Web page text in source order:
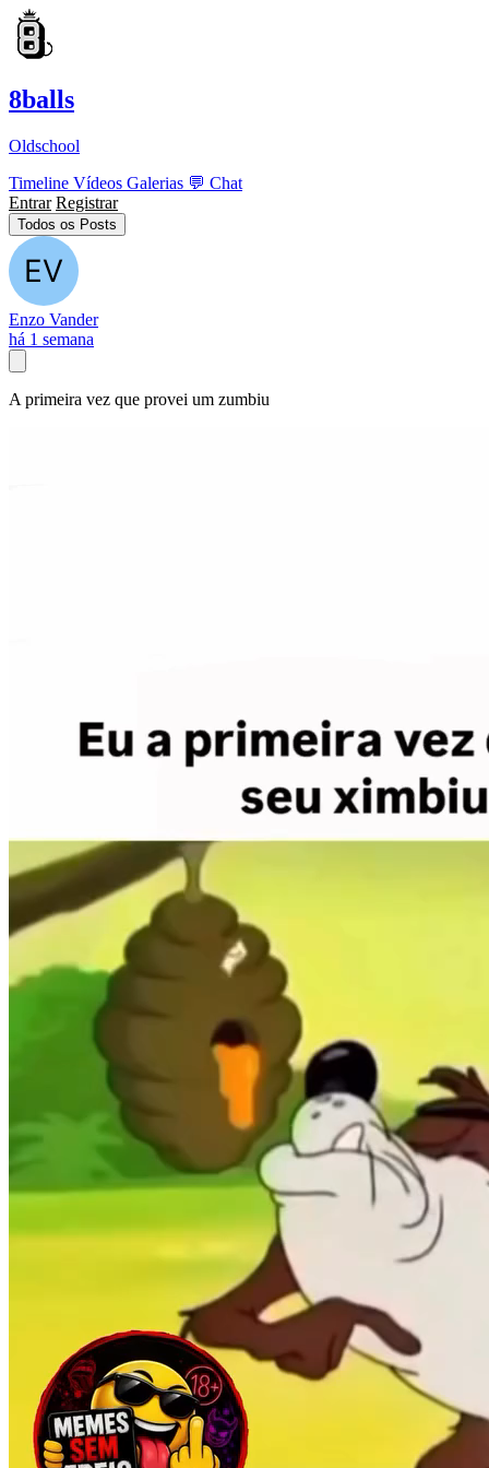
8balls
Oldschool
Timeline Vídeos Galerias 💬 Chat
Entrar Registrar
Todos os Posts
Enzo Vander
há 1 semana
A primeira vez que provei um zumbiu